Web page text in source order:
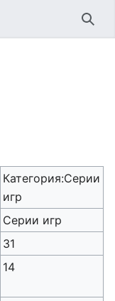
Категория:Серии
игр
Серии игр
31
14